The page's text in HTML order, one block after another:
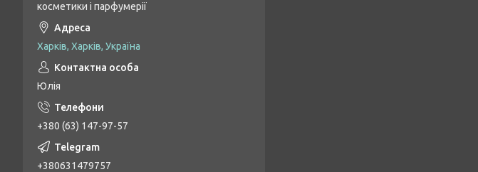
косметики і парфумерії
Харків, Харків, Україна
Юлія
+380 (63) 147-97-57
+380631479757